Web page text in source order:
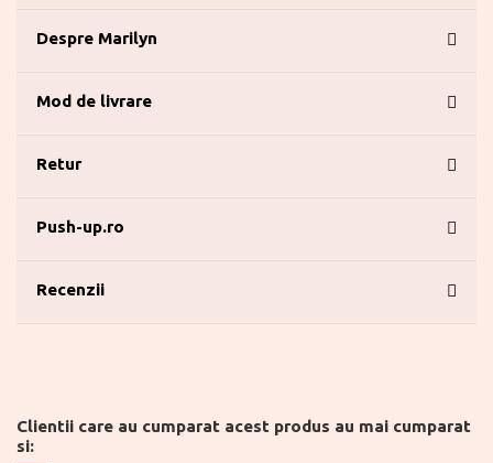
Despre Marilyn
Mod de livrare
Retur
Push-up.ro
Recenzii
Clientii care au cumparat acest produs au mai cumparat
si: